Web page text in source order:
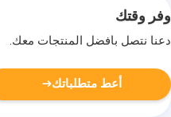
وفر وقتك
دعنا نتصل بأفضل المنتجات معك.
أعط متطلباتك